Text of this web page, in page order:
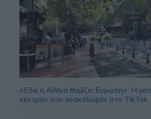
«Εδώ η Αθήνα θυμίζει Ευρώπη»: H
κέντρου που ανακάλυψαν στο TikTok